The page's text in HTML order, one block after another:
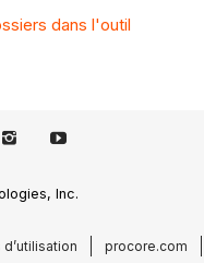
dans l'outil
Inc.
procore.com